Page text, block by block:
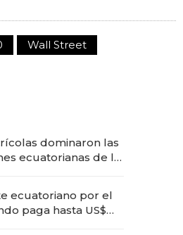
Wall Street
dominaron las
ecuatorianas de la
ecuatoriano por el
paga hasta US$